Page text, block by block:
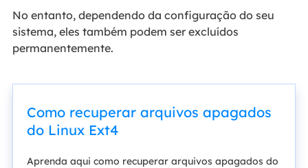
No entanto, dependendo da configuração do seu
sistema, eles também podem ser excluídos
permanentemente.
Como recuperar arquivos apagados
do Linux Ext4
Aprenda aqui como recuperar arquivos apagados do